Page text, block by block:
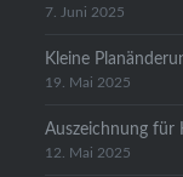
7. Juni 2025
Kleine
19. Mai 2025
Auszeichnung für
12. Mai 2025